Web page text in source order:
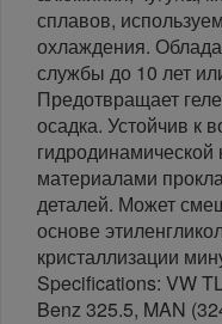
сплавов,
охлаждения.
службы до 10 лет
Предотвращает
осадка. Устойчив к
материалами
деталей. Может
основе
кристаллизации
Specifications: VW
Benz 325.5, MAN